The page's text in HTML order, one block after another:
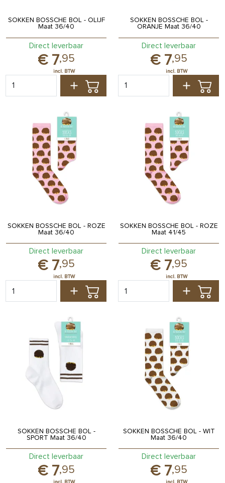
SOKKEN BOSSCHE BOL - OLIJF
Maat 36/40
7,95
Direct leverbaar
SOKKEN BOSSCHE BOL -
ORANJE Maat 36/40
7,95
Direct leverbaar
SOKKEN BOSSCHE BOL - ROZE
Maat 36/40
7,95
Direct leverbaar
SOKKEN BOSSCHE BOL - ROZE
Maat 41/45
7,95
Direct leverbaar
SOKKEN BOSSCHE BOL -
SPORT Maat 36/40
7,95
Direct leverbaar
SOKKEN BOSSCHE BOL - WIT
Maat 36/40
7,95
Direct leverbaar